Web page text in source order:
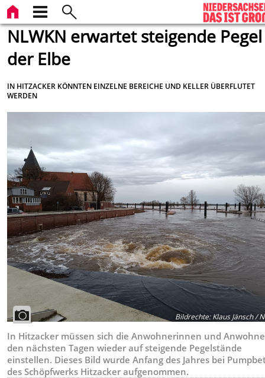
NLWKN erwartet steigende
der Elbe
IN HITZACKER KÖNNTEN EINZELNE BEREICHE UND KELLER ÜBERFLUTET
WERDEN
Bildrechte:Klaus Jänsch /
In Hitzacker müssen sich die Anwohnerinnen und
den nächsten Tagen wieder auf steigende Pegelstände
einstellen. Dieses Bild wurde Anfang des Jahres bei
des Schöpfwerks Hitzacker aufgenommen.